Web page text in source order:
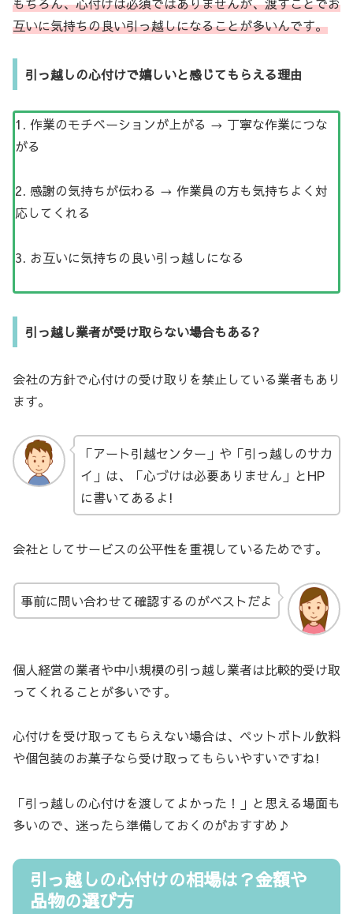
互いに気持ちの良い引っ越しになることが多いんです。
引っ越しの心付けで嬉しいと感じてもらえる理由
1. 作業のモチベーションが上がる → 丁寧な作業につな
がる
2. 感謝の気持ちが伝わる → 作業員の方も気持ちよく対
応してくれる
3. お互いに気持ちの良い引っ越しになる
引っ越し業者が受け取らない場合もある?
会社の方針で心付けの受け取りを禁止している業者もあり
ます。
「アート引越センター」や「引っ越しのサカ
イ」は、「心づけは必要ありません」とHP
に書いてあるよ!
会社としてサービスの公平性を重視しているためです。
事前に問い合わせて確認するのがベストだよ
個人経営の業者や中小規模の引っ越し業者は比較的受け取
ってくれることが多いです。
心付けを受け取ってもらえない場合は、ペットボトル飲料
や個包装のお菓子なら受け取ってもらいやすいですね!
「引っ越しの心付けを渡してよかった！」と思える場面も
多いので、迷ったら準備しておくのがおすすめ♪
引っ越しの心付けの相場は？金額や
品物の選び方